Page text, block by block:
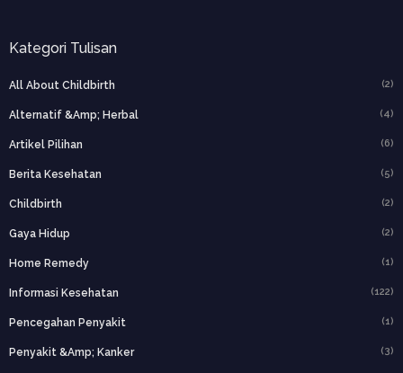
Kategori Tulisan
All About Childbirth (2)
Alternatif &amp; Herbal (4)
Artikel Pilihan (6)
Berita Kesehatan (5)
Childbirth (2)
Gaya Hidup (2)
Home Remedy (1)
Informasi Kesehatan (122)
Pencegahan Penyakit (1)
Penyakit &amp; Kanker (3)